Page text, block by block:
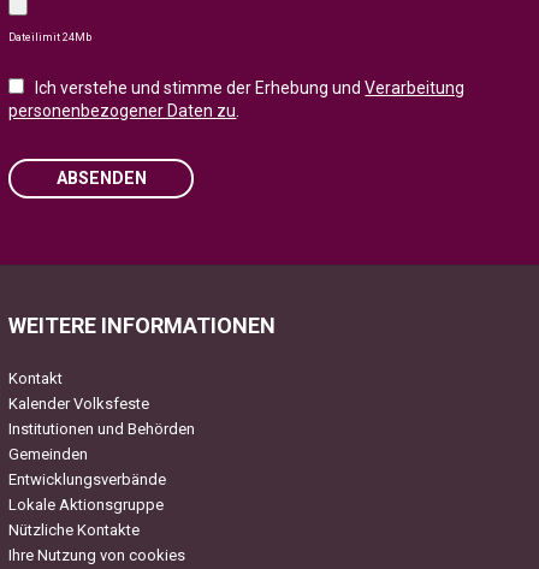
Dateilimit 24Mb
Ich verstehe und stimme der Erhebung undVerarbeitung
personenbezogener Daten zu.
ABSENDEN
WEITERE INFORMATIONEN
Kontakt
Kalender Volksfeste
Institutionen und Behörden
Gemeinden
Entwicklungsverbände
Lokale Aktionsgruppe
Nützliche Kontakte
Ihre Nutzung von cookies